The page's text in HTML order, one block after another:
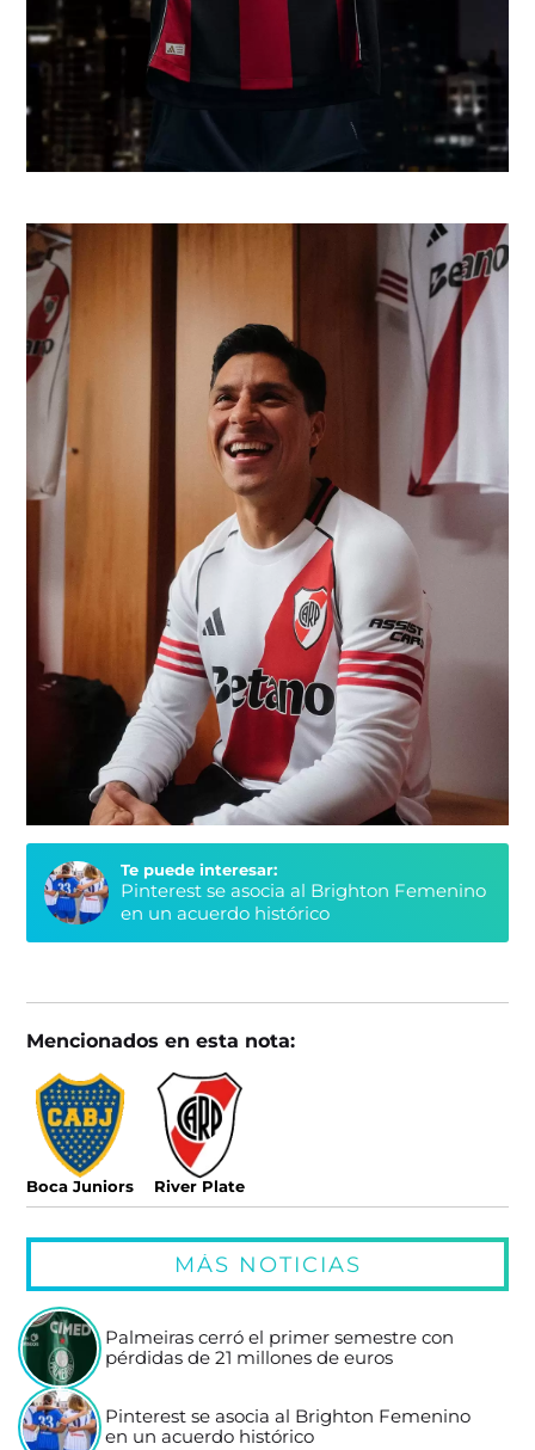
Te puede interesar:
Pinterest se asocia al Brighton Femenino
en un acuerdo histórico
Mencionados en esta nota:
Boca Juniors River Plate
MÁS NOTICIAS
Palmeiras cerró el primer semestre con
pérdidas de 21 millones de euros
Pinterest se asocia al Brighton Femenino
en un acuerdo histórico